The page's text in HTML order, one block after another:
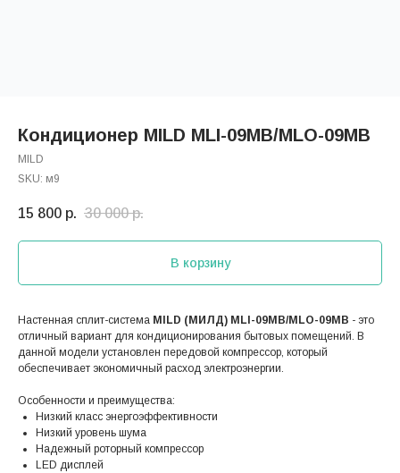
Кондиционер MILD MLI-09MB/MLO-09MB
MILD
SKU: м9
15 800 р. 30 000 р.
В корзину
Настенная сплит-система MILD (МИЛД) MLI-09MB/MLO-09MB - это
отличный вариант для кондиционирования бытовых помещений. В
данной модели установлен передовой компрессор, который
обеспечивает экономичный расход электроэнергии.
Особенности и преимущества:
Низкий класс энергоэффективности
Низкий уровень шума
Надежный роторный компрессор
LED дисплей